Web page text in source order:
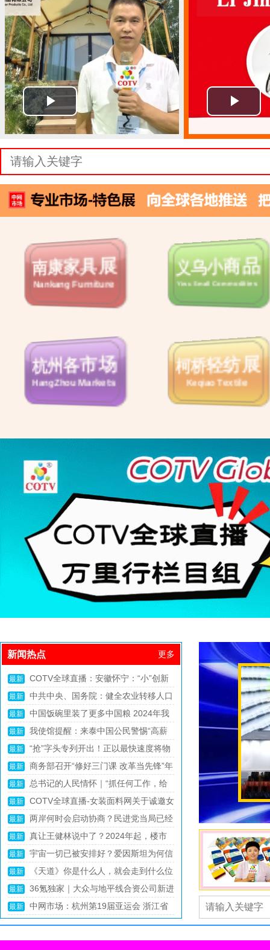
南康家具展
Nankang Furniture
义乌小商品
杭州各市场
HangZhou Markets
柯桥轻纺展
更多
新闻热点
最新 COTV全球直播：安徽怀宁：“小”创新
撬动“大”产业崛起
最新 中共中央、国务院：健全农业转移人口
市民化机制，全面取消在就业地参保户籍限
制
最新 中国饭碗里装了更多中国粮 2024年我
国粮食产量首次突破1.4万亿斤
最新 我使馆提醒：来泰中国公民警惕“高薪
招聘”陷阱
最新 “抢”字头专列开出！正以最快速度将物
资送往灾区
最新 商务部召开“修好三门课 改革当先锋”年
轻干部教育引领工作推进会
最新 总书记的人民情怀｜“抓任何工作，给
群众办任何事情，都要实事求是”
最新 COTV全球直播-女装面料网关于诚邀女
装面料商家，共赴大数据与人工智能之旅
最新 两岸何时会启动协商？民进党当局已经
表态，赖清德或弃卒保车
最新 真让王健林说中了？2024年起，楼市
或将超乎预料，3个原因很真实
最新 宇宙一切已被安排好？爱因斯坦为何信
神学？杨振宁为何信造物者？
最新 《天道》你是什么人，就会走到什么位
置，谁都逃不掉
最新 36氪独家｜大众与地平线合资公司新进
展：调入上百人，CTO黄畅坐镇
最新 中网市场：杭州第19届亚运会 浙江省
杭州市举办的第19届亚洲夏季运动会